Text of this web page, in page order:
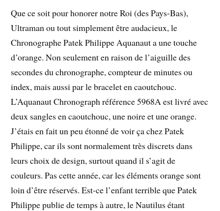
Que ce soit pour honorer notre Roi (des Pays-Bas),
Ultraman ou tout simplement être audacieux, le
Chronographe Patek Philippe Aquanaut a une touche
d’orange. Non seulement en raison de l’aiguille des
secondes du chronographe, compteur de minutes ou
index, mais aussi par le bracelet en caoutchouc.
L’Aquanaut Chronograph référence 5968A est livré avec
deux sangles en caoutchouc, une noire et une orange.
J’étais en fait un peu étonné de voir ça chez Patek
Philippe, car ils sont normalement très discrets dans
leurs choix de design, surtout quand il s’agit de
couleurs. Pas cette année, car les éléments orange sont
loin d’être réservés. Est-ce l’enfant terrible que Patek
Philippe publie de temps à autre, le Nautilus étant